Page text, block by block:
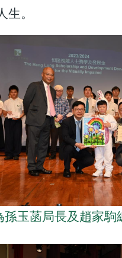
。
孫玉菡局長及趙家駒